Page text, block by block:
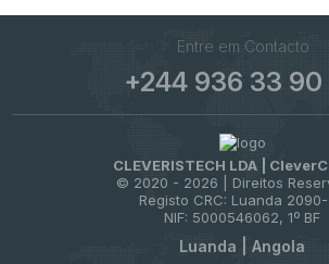
Entre em Contacto
+244 936 33 90
CLEVERISTECH LDA |
© 2020 - 2026 | Direitos
Registo CRC: Luanda
NIF: 5000546062, 1º BF
Luanda | Angola